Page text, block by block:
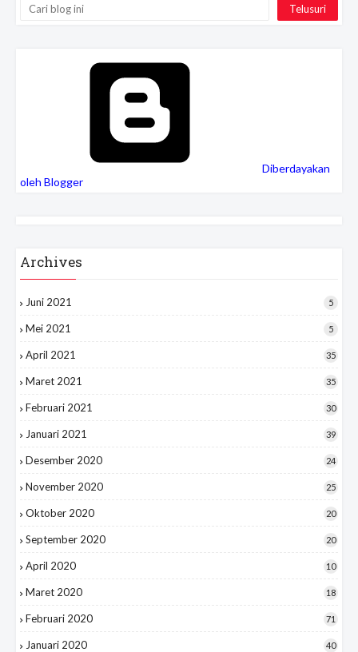
Diberdayakan
oleh Blogger
Archives
Juni 2021 5
Mei 2021 5
April 2021 35
Maret 2021 35
Februari 2021 30
Januari 2021 39
Desember 2020 24
November 2020 25
Oktober 2020 20
September 2020 20
April 2020 10
Maret 2020 18
Februari 2020 71
Januari 2020 40